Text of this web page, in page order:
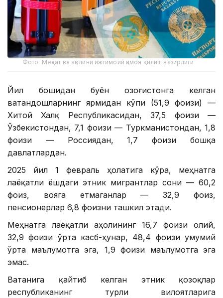
Фото: Меҳнат ва аҳолини ижтимоий ҳимоя қилиш вазирлиги
Йил бошидан буён Қозоғистонга келган
ватандошларнинг ярмидан кўпи (51,9 фоизи) —
Хитой Халқ Республикасидан, 37,5 фоизи —
Ўзбекистондан, 7,1 фоизи — Туркманистондан, 1,8
фоизи — Россиядан, 1,7 фоизи бошқа
давлатлардан.
2025 йил 1 февраль ҳолатига кўра, меҳнатга
лаёқатли ёшдаги этник мигрантлар сони — 60,2
фоиз, вояга етмаганлар — 32,9 фоиз,
пенсионерлар 6,8 фоизни ташкил этади.
Меҳнатга лаёқатли аҳолининг 16,7 фоизи олий,
32,9 фоизи ўрта касб-ҳунар, 48,4 фоизи умумий
ўрта маълумотга эга, 1,9 фоизи маълумотга эга
эмас.
Ватанига қайтиб келган этник қозоқлар
республиканинг турли вилоятларига